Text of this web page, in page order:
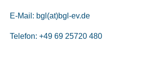
E-Mail: bgl(at)bgl-ev.de
Telefon: +49 69 25720 480